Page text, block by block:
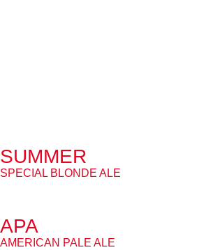
SUMMER
SPECIAL BLONDE ALE
APA
AMERICAN PALE ALE